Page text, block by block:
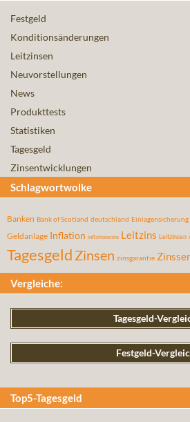
Festgeld
Konditionsänderungen
Leitzinsen
Neuvorstellungen
News
Produkttests
Statistiken
Tagesgeld
Zinsentwicklungen
Schlagwortwolke
Banken Bank of Scotland deutschland Einlagensicherung
Geldanlage Inflation inflationsrate Leitzins Leitzinsen
Tagesgeld Zinsen zinsgarantie
Vergleiche:
Tagesgeld-
Festgeld-
Top5-Tagesgeld